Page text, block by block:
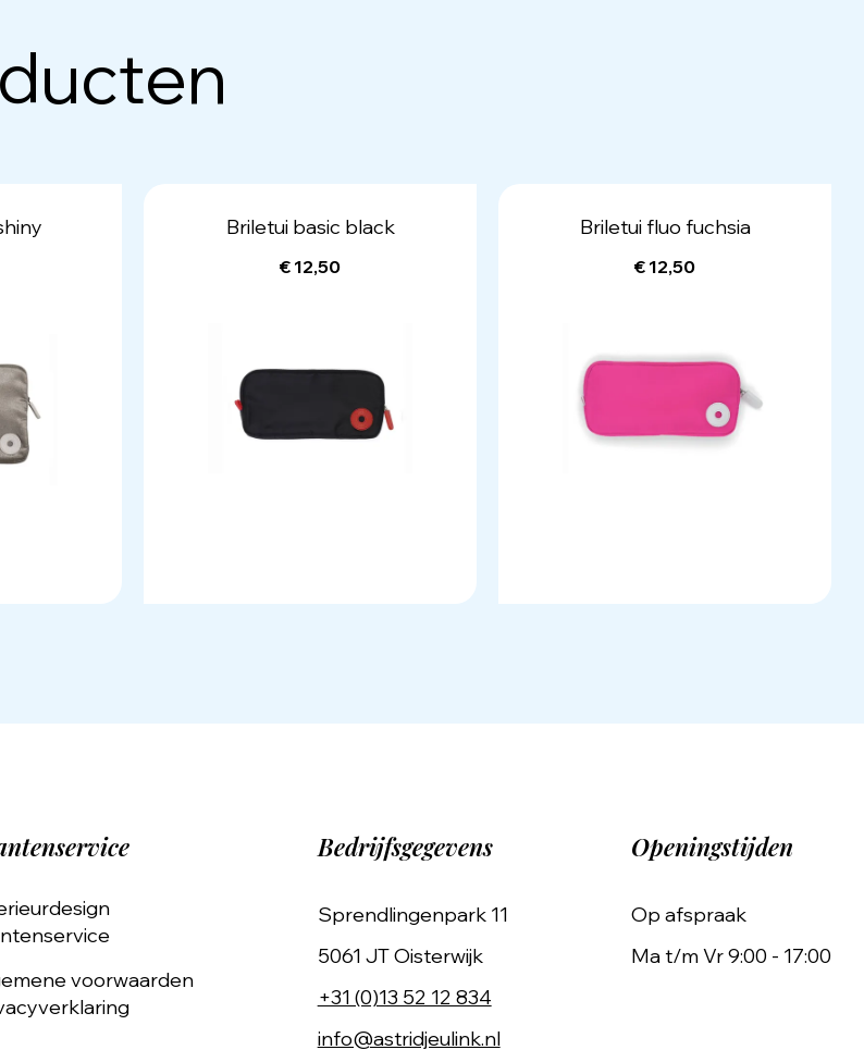
Briletui basic black
€ 12,50
Briletui fluo fuchsia
€ 12,50
voorwaarden
Bedrijfsgegevens
Sprendlingenpark 11
5061 JT Oisterwijk
+31 (0)13 52 12 834
info@astridjeulink.nl
Openingstijden
Op afspraak
Ma t/m Vr 9:00 - 17:00